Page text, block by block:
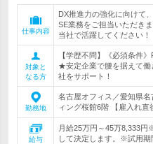
仕事内容
DX推進力の強化に向けて
SE業務をご担当いただき
当社で活躍してください！
対象と
なる方
【学歴不問】《必須条件
★安定企業で腰を据えて
社をサポート！
勤務地
名古屋オフィス／愛知県
ィング桜館6階 【雇入れ直
給与
月給25万円～45万8,333
して決定します。※試用期